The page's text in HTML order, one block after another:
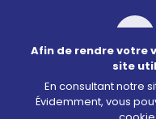
Afin de rendre votre
site
En consultant notre
Évidemment, vous